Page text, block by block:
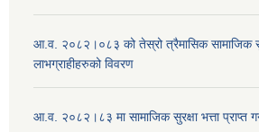
आ.व. २०८२।०८३ को तेस्रो त्रैमासिक सामाजिक
लाभग्राहीहरुको विवरण
आ.व. २०८२।८३ मा सामाजिक सुरक्षा भत्ता प्राप्त